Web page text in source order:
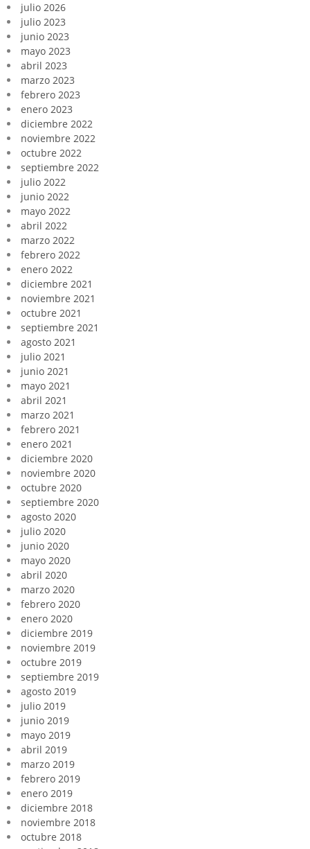
julio 2026
julio 2023
junio 2023
mayo 2023
abril 2023
marzo 2023
febrero 2023
enero 2023
diciembre 2022
noviembre 2022
octubre 2022
septiembre 2022
julio 2022
junio 2022
mayo 2022
abril 2022
marzo 2022
febrero 2022
enero 2022
diciembre 2021
noviembre 2021
octubre 2021
septiembre 2021
agosto 2021
julio 2021
junio 2021
mayo 2021
abril 2021
marzo 2021
febrero 2021
enero 2021
diciembre 2020
noviembre 2020
octubre 2020
septiembre 2020
agosto 2020
julio 2020
junio 2020
mayo 2020
abril 2020
marzo 2020
febrero 2020
enero 2020
diciembre 2019
noviembre 2019
octubre 2019
septiembre 2019
agosto 2019
julio 2019
junio 2019
mayo 2019
abril 2019
marzo 2019
febrero 2019
enero 2019
diciembre 2018
noviembre 2018
octubre 2018